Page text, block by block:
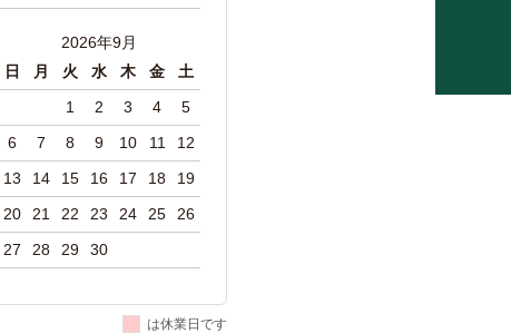
2026年9月
日
月 火 水 木 金
土
1
2 3 4
5
6
7 8 9 10 11
12
13
14 15 16 17 18
19
20
21 22 23 24 25
26
27
28 29 30
は休業日です